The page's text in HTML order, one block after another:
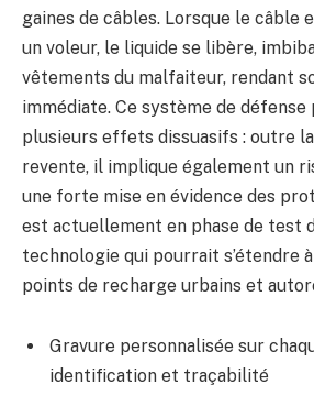
gaines de câbles. Lorsque le câble
un voleur, le liquide se libère,
vêtements du malfaiteur, rendant
immédiate. Ce système de
plusieurs effets dissuasifs : outre
revente, il implique également un
une forte mise en évidence des
est actuellement en phase de test
technologie qui pourrait s’étendre à
points de recharge urbains et
Gravure personnalisée sur
identification et traçabilité